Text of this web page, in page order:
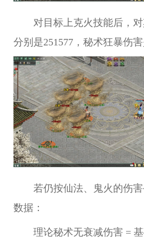
对目标上克火技能后，
分别是251577，秘术狂暴伤
若仍按仙法、鬼火的伤
数据：
理论秘术无衰减伤害 =